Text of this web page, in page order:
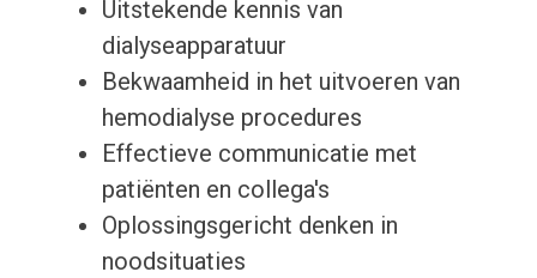
Uitstekende kennis van
dialyseapparatuur
Bekwaamheid in het uitvoeren van
hemodialyse procedures
Effectieve communicatie met
patiënten en collega's
Oplossingsgericht denken in
noodsituaties